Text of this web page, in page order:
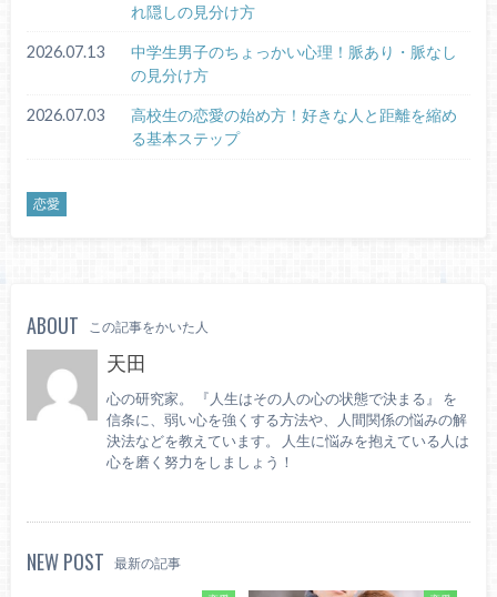
れ隠しの見分け方
2026.07.13
中学生男子のちょっかい心理！脈あり・脈なし
の見分け方
2026.07.03
高校生の恋愛の始め方！好きな人と距離を縮め
る基本ステップ
恋愛
ABOUT この記事をかいた人
天田
心の研究家。 『人生はその人の心の状態で決まる』 を
信条に、弱い心を強くする方法や、人間関係の悩みの解
決法などを教えています。 人生に悩みを抱えている人は
心を磨く努力をしましょう！
NEW POST 最新の記事